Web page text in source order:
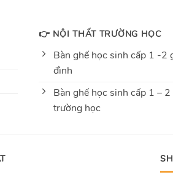
👉 NỘI THẤT TRƯỜNG HỌC
Bàn ghế học sinh cấp 1 -2
đình
Bàn ghế học sinh cấp 1 – 2
trường học